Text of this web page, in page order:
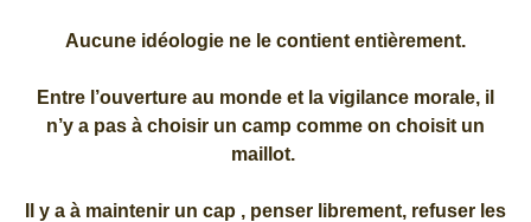
Aucune idéologie ne le contient entièrement.
Entre l’ouverture au monde et la vigilance morale, il
n’y a pas à choisir un camp comme on choisit un
maillot.
Il y a à maintenir un cap , penser librement, refuser les